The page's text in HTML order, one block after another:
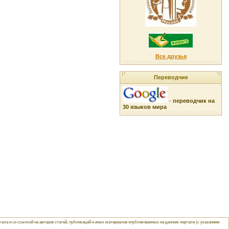
Все друзья
Переводчик
- переводчик на
30 языков мира
и со ссылкой на авторов статей, публикаций и иных материалов опубликованных на данном портале (с указанием